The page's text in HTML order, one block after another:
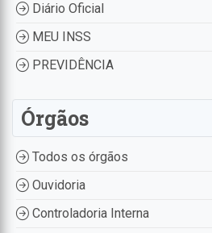
Diário Oficial
MEU INSS
PREVIDÊNCIA
Órgãos
Todos os órgãos
Ouvidoria
Controladoria Interna